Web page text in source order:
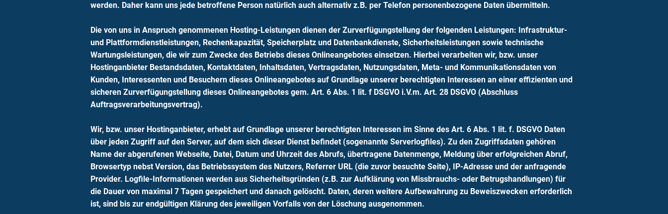
werden. Daher kann uns jede betroffene Person natürlich auch alternativ z.B. per Telefon personenbezogene Daten übermitteln.
Die von uns in Anspruch genommenen Hosting-Leistungen dienen der Zurverfügungstellung der folgenden Leistungen: Infrastruktur-
und Plattformdienstleistungen, Rechenkapazität, Speicherplatz und Datenbankdienste, Sicherheitsleistungen sowie technische
Wartungsleistungen, die wir zum Zwecke des Betriebs dieses Onlineangebotes einsetzen. Hierbei verarbeiten wir, bzw. unser
Hostinganbieter Bestandsdaten, Kontaktdaten, Inhaltsdaten, Vertragsdaten, Nutzungsdaten, Meta- und Kommunikationsdaten von
Kunden, Interessenten und Besuchern dieses Onlineangebotes auf Grundlage unserer berechtigten Interessen an einer effizienten und
sicheren Zurverfügungstellung dieses Onlineangebotes gem. Art. 6 Abs. 1 lit. f DSGVO i.V.m. Art. 28 DSGVO (Abschluss
Auftragsverarbeitungsvertrag).
Wir, bzw. unser Hostinganbieter, erhebt auf Grundlage unserer berechtigten Interessen im Sinne des Art. 6 Abs. 1 lit. f. DSGVO Daten
über jeden Zugriff auf den Server, auf dem sich dieser Dienst befindet (sogenannte Serverlogfiles). Zu den Zugriffsdaten gehören
Name der abgerufenen Webseite, Datei, Datum und Uhrzeit des Abrufs, übertragene Datenmenge, Meldung über erfolgreichen Abruf,
Browsertyp nebst Version, das Betriebssystem des Nutzers, Referrer URL (die zuvor besuchte Seite), IP-Adresse und der anfragende
Provider. Logfile-Informationen werden aus Sicherheitsgründen (z.B. zur Aufklärung von Missbrauchs- oder Betrugshandlungen) für
die Dauer von maximal 7 Tagen gespeichert und danach gelöscht. Daten, deren weitere Aufbewahrung zu Beweiszwecken erforderlich
ist, sind bis zur endgültigen Klärung des jeweiligen Vorfalls von der Löschung ausgenommen.